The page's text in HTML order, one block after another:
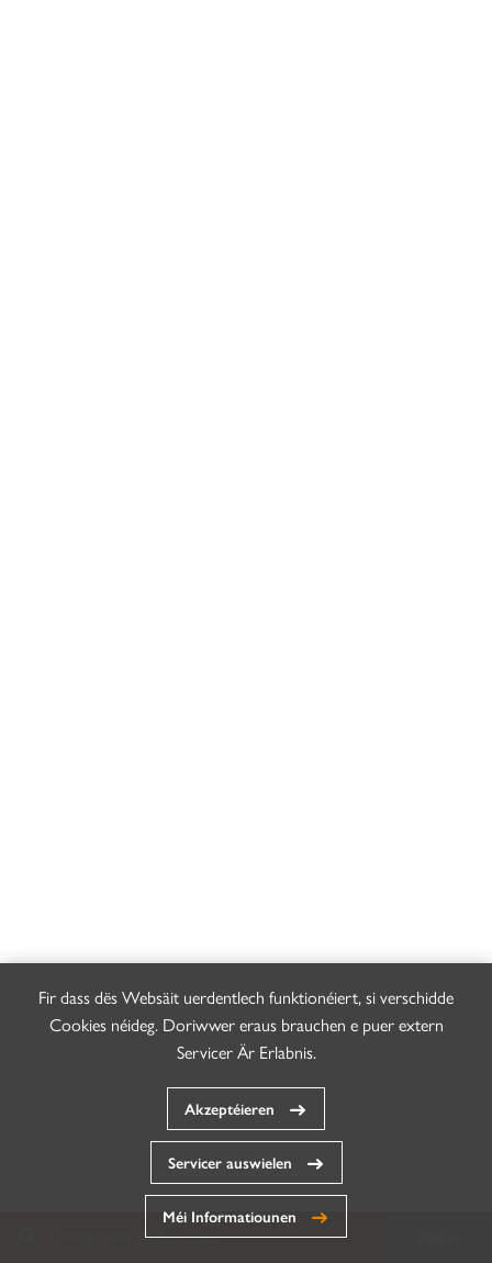
Demarchen an Annuaire
Fir dass dës Websäit uerdentlech funktionéiert, si verschidde
Cookies néideg. Doriwwer eraus brauchen e puer extern
Servicer Är Erlabnis.
Akzeptéieren
Servicer auswielen
Méi Informatiounen